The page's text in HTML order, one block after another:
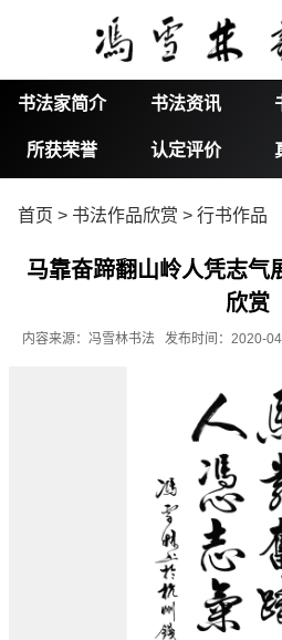
书法家简介 书法资讯
所获荣誉 认定评价
首页 > 书法作品欣赏 > 行书作品
马靠奋蹄翻山岭人凭志气
欣赏
内容来源：冯雪林书法 发布时间：2020-